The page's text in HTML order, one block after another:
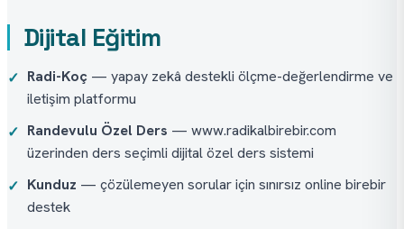
Dijital Eğitim
✓ Radi-Koç — yapay zekâ destekli ölçme-değerlendirme ve
iletişim platformu
✓ Randevulu Özel Ders — www.radikalbirebir.com
üzerinden ders seçimli dijital özel ders sistemi
✓ Kunduz — çözülemeyen sorular için sınırsız online birebir
destek